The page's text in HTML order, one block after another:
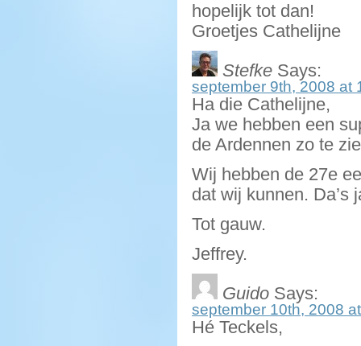
hopelijk tot dan!
Groetjes Cathelijne
Stefke Says:
september 9th, 2008 at
Ha die Cathelijne,
Ja we hebben een
de Ardennen zo te
Wij hebben de 27e
dat wij kunnen.
Tot gauw.
Jeffrey.
Guido Says:
september 10th, 2008
Hé Teckels,